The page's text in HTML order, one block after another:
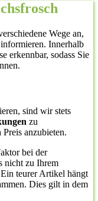
Wege an,
Innerhalb
erkennbar, sodass Sie
sind wir stets
zu
anzubieten.
bei der
nicht zu Ihrem
teurer Artikel hängt
Dies gilt in dem